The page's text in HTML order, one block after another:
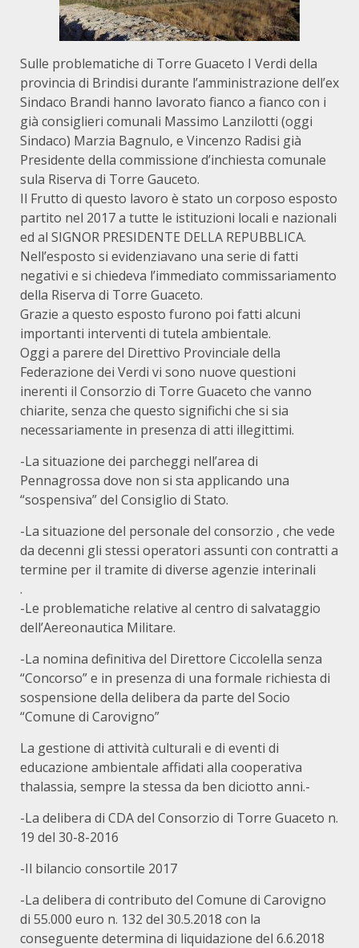
Sulle problematiche di Torre Guaceto I Verdi della
provincia di Brindisi durante l’amministrazione dell’ex
Sindaco Brandi hanno lavorato fianco a fianco con i
già consiglieri comunali Massimo Lanzilotti (oggi
Sindaco) Marzia Bagnulo, e Vincenzo Radisi già
Presidente della commissione d’inchiesta comunale
sula Riserva di Torre Gauceto.
Il Frutto di questo lavoro è stato un corposo esposto
partito nel 2017 a tutte le istituzioni locali e nazionali
ed al SIGNOR PRESIDENTE DELLA REPUBBLICA.
Nell’esposto si evidenziavano una serie di fatti
negativi e si chiedeva l’immediato commissariamento
della Riserva di Torre Guaceto.
Grazie a questo esposto furono poi fatti alcuni
importanti interventi di tutela ambientale.
Oggi a parere del Direttivo Provinciale della
Federazione dei Verdi vi sono nuove questioni
inerenti il Consorzio di Torre Guaceto che vanno
chiarite, senza che questo significhi che si sia
necessariamente in presenza di atti illegittimi.
-La situazione dei parcheggi nell’area di
Pennagrossa dove non si sta applicando una
“sospensiva” del Consiglio di Stato.
-La situazione del personale del consorzio , che vede
da decenni gli stessi operatori assunti con contratti a
termine per il tramite di diverse agenzie interinali
.
-Le problematiche relative al centro di salvataggio
dell’Aereonautica Militare.
-La nomina definitiva del Direttore Ciccolella senza
“Concorso” e in presenza di una formale richiesta di
sospensione della delibera da parte del Socio
“Comune di Carovigno”
La gestione di attività culturali e di eventi di
educazione ambientale affidati alla cooperativa
thalassia, sempre la stessa da ben diciotto anni.-
-La delibera di CDA del Consorzio di Torre Guaceto n.
19 del 30-8-2016
-Il bilancio consortile 2017
-La delibera di contributo del Comune di Carovigno
di 55.000 euro n. 132 del 30.5.2018 con la
conseguente determina di liquidazione del 6.6.2018